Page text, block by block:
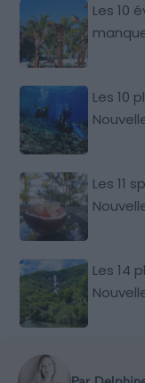
Les 10
Les 10
Les 11
Les 14